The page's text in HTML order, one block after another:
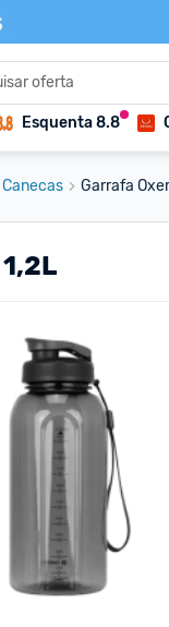
Esquenta 8.8
Canecas Garrafa